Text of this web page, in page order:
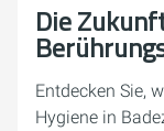
Die
Entdecken Sie,
Hygiene in